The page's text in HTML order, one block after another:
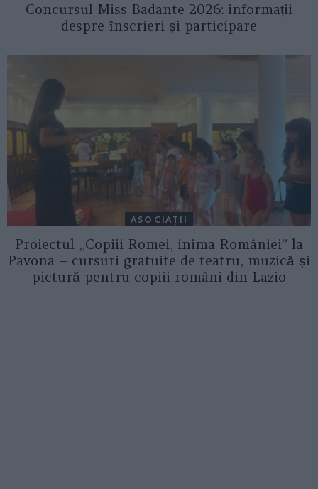
Concursul Miss Badante 2026: informații
despre înscrieri și participare
ASOCIAŢII
Proiectul „Copiii Romei, inima României” la
Pavona – cursuri gratuite de teatru, muzică și
pictură pentru copiii români din Lazio